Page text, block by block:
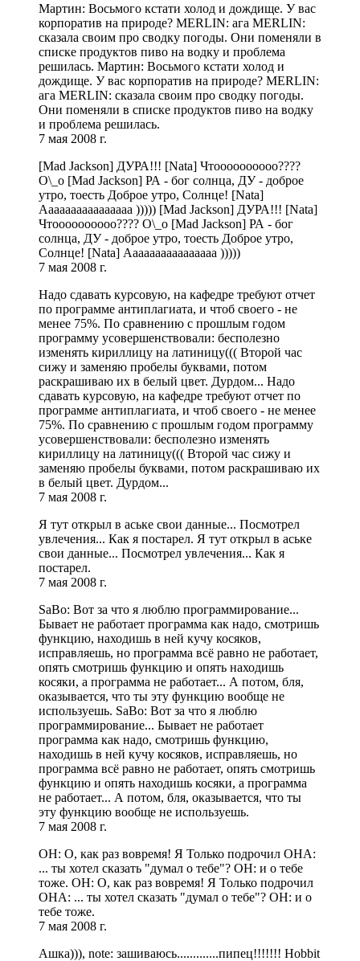
Мартин: Восьмого кстати холод и дождище. У вас
корпоратив на природе? MERLIN: ага MERLIN:
сказала своим про сводку погоды. Они поменяли в
списке продуктов пиво на водку и проблема
решилась. Мартин: Восьмого кстати холод и
дождище. У вас корпоратив на природе? MERLIN:
ага MERLIN: сказала своим про сводку погоды.
Они поменяли в списке продуктов пиво на водку
и проблема решилась.
7 мая 2008 г.
[Mad Jackson] ДУРА!!! [Nata] Чтоооооооооо????
О\_о [Mad Jackson] РА - бог солнца, ДУ - доброе
утро, тоесть Доброе утро, Солнце! [Nata]
Аааааааааааааааа ))))) [Mad Jackson] ДУРА!!! [Nata]
Чтоооооооооо???? О\_о [Mad Jackson] РА - бог
солнца, ДУ - доброе утро, тоесть Доброе утро,
Солнце! [Nata] Аааааааааааааааа )))))
7 мая 2008 г.
Надо сдавать курсовую, на кафедре требуют отчет
по программе антиплагиата, и чтоб своего - не
менее 75%. По сравнению с прошлым годом
программу усовершенствовали: бесполезно
изменять кириллицу на латиницу((( Второй час
сижу и заменяю пробелы буквами, потом
раскрашиваю их в белый цвет. Дурдом... Надо
сдавать курсовую, на кафедре требуют отчет по
программе антиплагиата, и чтоб своего - не менее
75%. По сравнению с прошлым годом программу
усовершенствовали: бесполезно изменять
кириллицу на латиницу((( Второй час сижу и
заменяю пробелы буквами, потом раскрашиваю их
в белый цвет. Дурдом...
7 мая 2008 г.
Я тут открыл в аське свои данные... Посмотрел
увлечения... Как я постарел. Я тут открыл в аське
свои данные... Посмотрел увлечения... Как я
постарел.
7 мая 2008 г.
SaBo: Вот за что я люблю программирование...
Бывает не работает программа как надо, смотришь
функцию, находишь в ней кучу косяков,
исправляешь, но программа всё равно не работает,
опять смотришь функцию и опять находишь
косяки, а программа не работает... А потом, бля,
оказывается, что ты эту функцию вообще не
используешь. SaBo: Вот за что я люблю
программирование... Бывает не работает
программа как надо, смотришь функцию,
находишь в ней кучу косяков, исправляешь, но
программа всё равно не работает, опять смотришь
функцию и опять находишь косяки, а программа
не работает... А потом, бля, оказывается, что ты
эту функцию вообще не используешь.
7 мая 2008 г.
ОН: О, как раз вовремя! Я Только подрочил ОНА:
... ты хотел сказать "думал о тебе"? ОН: и о тебе
тоже. ОН: О, как раз вовремя! Я Только подрочил
ОНА: ... ты хотел сказать "думал о тебе"? ОН: и о
тебе тоже.
7 мая 2008 г.
Ашка))), note: зашиваюсь.............пипец!!!!!!! Hobbit